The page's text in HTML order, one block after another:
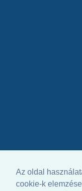
Az oldal
cookie-k